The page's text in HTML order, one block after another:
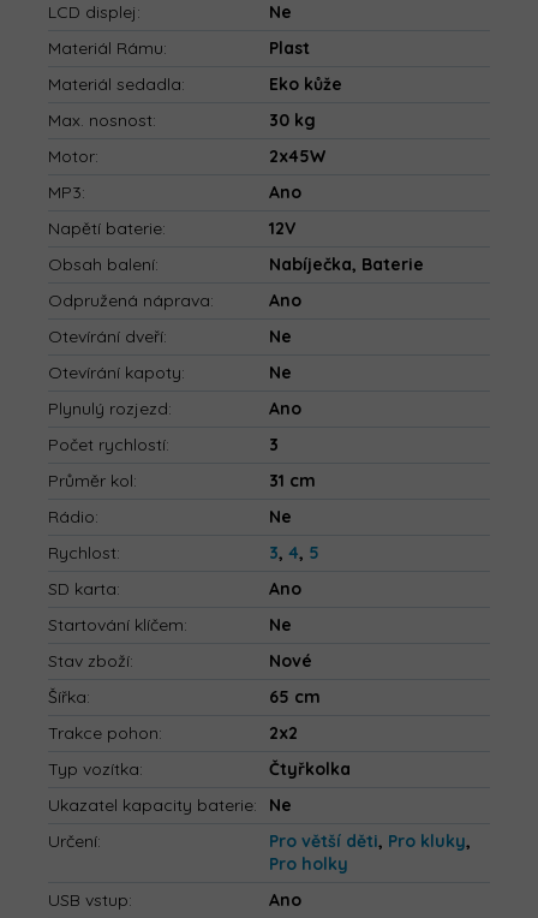
LCD displej:
Ne
Materiál Rámu:
Plast
Materiál sedadla:
Eko kůže
Max. nosnost:
30 kg
Motor:
2x45W
MP3:
Ano
Napětí baterie:
12V
Obsah balení:
Nabíječka, Baterie
Odpružená náprava:
Ano
Otevírání dveří:
Ne
Otevírání kapoty:
Ne
Plynulý rozjezd:
Ano
Počet rychlostí:
3
Průměr kol:
31 cm
Rádio:
Ne
Rychlost: 3, 4, 5
SD karta:
Ano
Startování klíčem:
Ne
Stav zboží:
Nové
Šířka:
65 cm
Trakce pohon:
2x2
Typ vozítka:
Čtyřkolka
Ukazatel kapacity baterie:
Ne
Určení: Pro větší děti, Pro kluky,
Pro holky
USB vstup:
Ano